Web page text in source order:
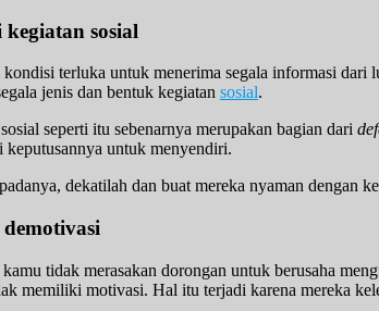
sosial
kondisi terluka untuk menerima segala informasi
jenis dan bentuk kegiatan sosial.
seperti itu sebenarnya merupakan bagian dari
keputusannya untuk menyendiri.
dekatilah dan buat mereka nyaman dengan
tidak merasakan dorongan untuk berusaha
memiliki motivasi. Hal itu terjadi karena mereka